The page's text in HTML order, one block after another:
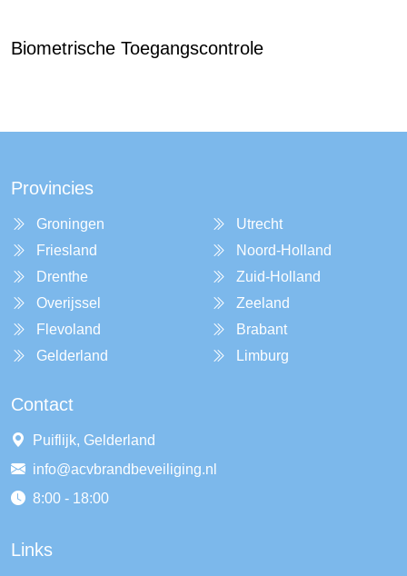
Biometrische Toegangscontrole
Provincies
Groningen
Friesland
Drenthe
Overijssel
Flevoland
Gelderland
Utrecht
Noord-Holland
Zuid-Holland
Zeeland
Brabant
Limburg
Contact
Puiflijk, Gelderland
info@acvbrandbeveiliging.nl
8:00 - 18:00
Links